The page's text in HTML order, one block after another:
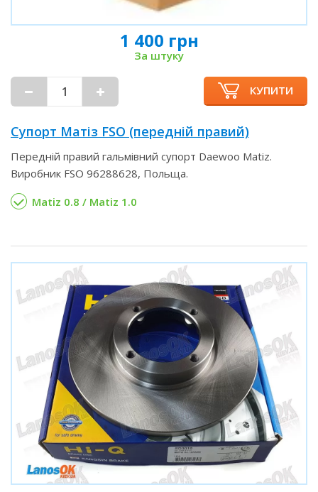
1 400 грн
За штуку
КУПИТИ
Супорт Матіз FSO (передній правий)
Передній правий гальмівний супорт Daewoo Matiz.
Виробник FSO 96288628, Польща.
Matiz 0.8 / Matiz 1.0